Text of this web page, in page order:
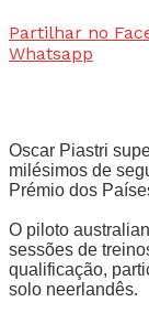
Partilhar no
Whatsapp
Oscar Piastri
milésimos de
Prémio dos
O piloto
sessões de
qualificação,
solo neerlandês.